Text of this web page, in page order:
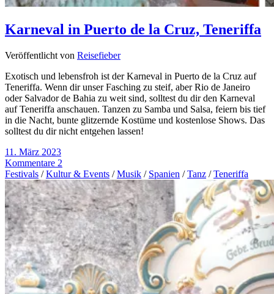
Karneval in Puerto de la Cruz, Teneriffa
Veröffentlicht von Reisefieber
Exotisch und lebensfroh ist der Karneval in Puerto de la Cruz auf
Teneriffa. Wenn dir unser Fasching zu steif, aber Rio de Janeiro
oder Salvador de Bahia zu weit sind, solltest du dir den Karneval
auf Teneriffa anschauen. Tanzen zu Samba und Salsa, feiern bis tief
in die Nacht, bunte glitzernde Kostüme und kostenlose Shows. Das
solltest du dir nicht entgehen lassen!
11. März 2023
Kommentare 2
Festivals /Kultur & Events /Musik / Spanien /Tanz /Teneriffa